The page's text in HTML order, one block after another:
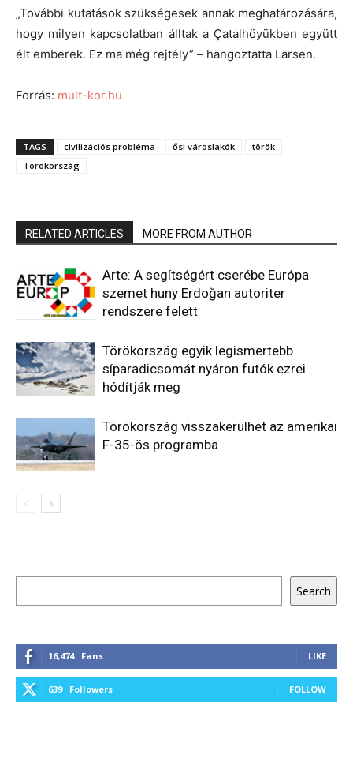
„További kutatások szükségesek annak meghatározására,
hogy milyen kapcsolatban álltak a Çatalhöyükben együtt
élt emberek. Ez ma még rejtély” – hangoztatta Larsen.
Forrás: mult-kor.hu
TAGS civilizációs probléma ősi városlakók
török
Törökország
RELATED ARTICLES MORE FROM AUTHOR
Arte: A segítségért cserébe Európa
szemet huny Erdoğan autoriter
rendszere felett
Törökország egyik legismertebb
síparadicsomát nyáron futók ezrei
hódítják meg
Törökország visszakerülhet az amerikai
F-35-ös programba
Search
16,474 Fans LIKE
639 Followers FOLLOW